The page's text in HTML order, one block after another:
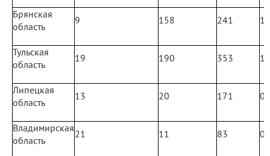
Брянская
область
9 158 241 1
Тульская
область
19 190 353 1
Липецкая
область
13 20 171 0
Владимирская
область
21 11 83 0